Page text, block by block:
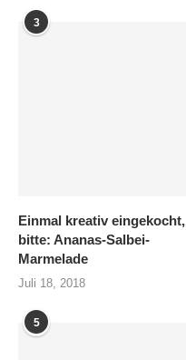
3
Einmal kreativ eingekocht,
bitte: Ananas-Salbei-
Marmelade
Juli 18, 2018
5